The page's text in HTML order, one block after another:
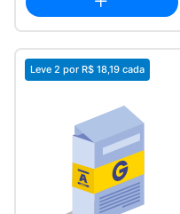
Leve 2 por R$ 18,19 cada